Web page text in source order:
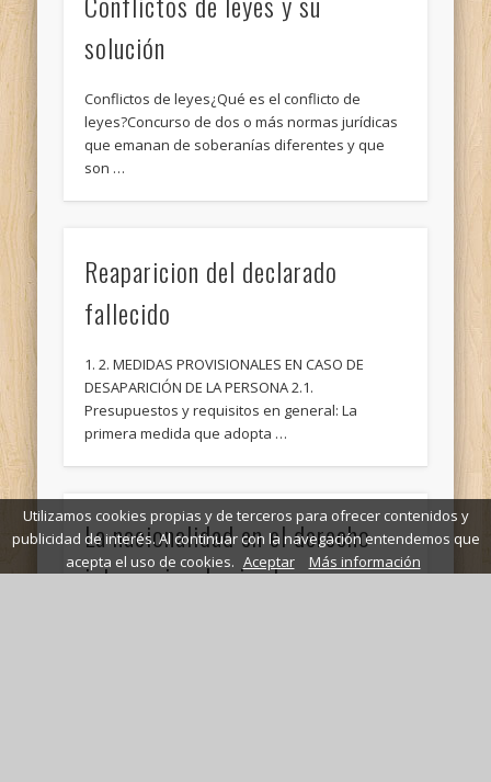
solución
Conflictos de leyes¿Qué es el conflicto de
leyes?Concurso de dos o más normas jurídicas
que emanan de soberanías diferentes y que
son …
Reaparicion del declarado
fallecido
1. 2. MEDIDAS PROVISIONALES EN CASO DE
DESAPARICIÓN DE LA PERSONA 2.1.
Presupuestos y requisitos en general: La
primera medida que adopta …
La nacionalidad en el derecho
internacional privado
Utilizamos cookies propias y de terceros para ofrecer contenidos y
publicidad de interés. Al continuar con la navegación entendemos que
acepta el uso de cookies. Aceptar Más información